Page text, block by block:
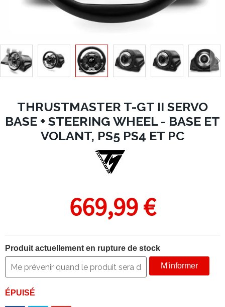
THRUSTMASTER T-GT II SERVO
BASE + STEERING WHEEL - BASE ET
VOLANT, PS5 PS4 ET PC
669,99 €
Produit actuellement en rupture de stock
M'informer
ÉPUISÉ